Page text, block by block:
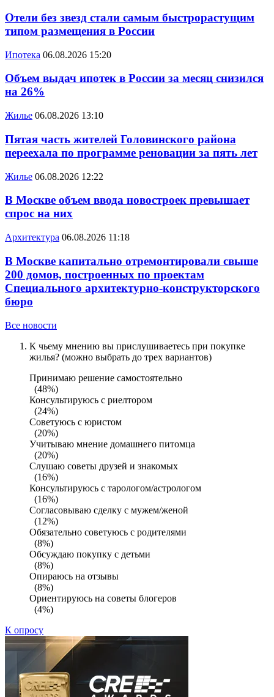
Отели без звезд стали самым быстрорастущим
типом размещения в России
Ипотека 06.08.2026 15:20
Объем выдач ипотек в России за месяц снизился
на 26%
Жилье 06.08.2026 13:10
Пятая часть жителей Головинского района
переехала по программе реновации за пять лет
Жилье 06.08.2026 12:22
В Москве объем ввода новостроек превышает
спрос на них
Архитектура 06.08.2026 11:18
В Москве капитально отремонтировали свыше
200 домов, построенных по проектам
Специального архитектурно-конструкторского
бюро
Все новости
К чьему мнению вы прислушиваетесь при покупке
жилья? (можно выбрать до трех вариантов)
Принимаю решение самостоятельно
(48%)
Консультируюсь с риелтором
(24%)
Советуюсь с юристом
(20%)
Учитываю мнение домашнего питомца
(20%)
Слушаю советы друзей и знакомых
(16%)
Консультируюсь с тарологом/астрологом
(16%)
Согласовываю сделку с мужем/женой
(12%)
Обязательно советуюсь с родителями
(8%)
Обсуждаю покупку с детьми
(8%)
Опираюсь на отзывы
(8%)
Ориентируюсь на советы блогеров
(4%)
К опросу